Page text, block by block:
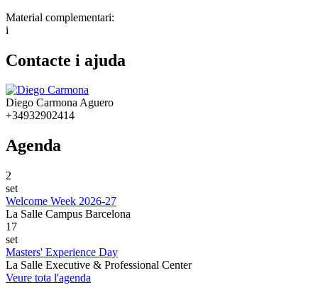
Material complementari:
i
Contacte i ajuda
Diego Carmona Aguero
+34932902414
Agenda
2
set
Welcome Week 2026-27
La Salle Campus Barcelona
17
set
Masters' Experience Day
La Salle Executive & Professional Center
Veure tota l'agenda